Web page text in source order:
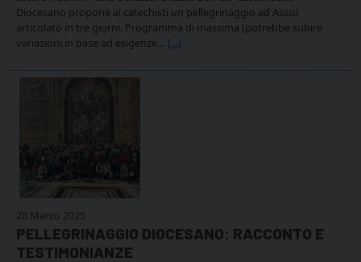
Diocesano propone ai catechisti un pellegrinaggio ad Assisi
articolato in tre giorni. Programma di massima (potrebbe subire
variazioni in base ad esigenze… [...]
28 Marzo 2025
PELLEGRINAGGIO DIOCESANO: RACCONTO E
TESTIMONIANZE